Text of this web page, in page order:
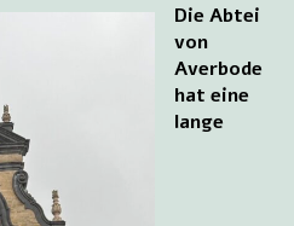
Die Abtei
von
Averbode
hat eine
lange